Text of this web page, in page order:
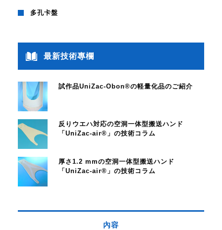
多孔卡盤
最新技術專欄
試作品UniZac-Obon®の軽量化品のご紹介
反りウエハ対応の空洞一体型搬送ハンド
「UniZac-air®」の技術コラム
厚さ1.2 mmの空洞一体型搬送ハンド
「UniZac-air®」の技術コラム
內容